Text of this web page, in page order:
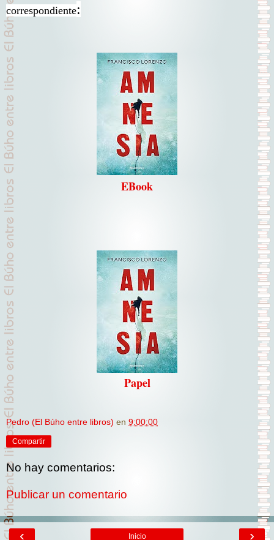
correspondiente:
EBook
Papel
Pedro (El Búho entre libros) en 9:00:00
Compartir
No hay comentarios:
Publicar un comentario
‹ ›
Inicio